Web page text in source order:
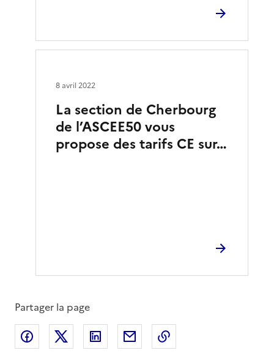
La section de Cherbourg
de l’ASCEE50 vous
propose des tarifs CE sur…
8 avril 2022
Partager la page
Partager sur Facebook
Partager sur XPartager sur LinkedIn
Partager par email